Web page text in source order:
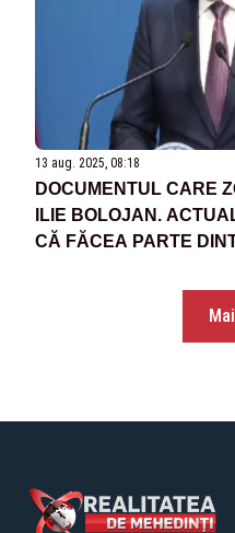
13 aug. 2025, 08:18
DOCUMENTUL CARE
ILIE BOLOJAN.
CĂ FĂCEA PARTE
PONTA ȘI KOVEȘI